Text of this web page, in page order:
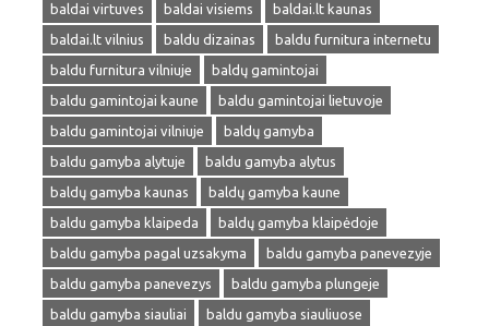
baldai virtuves
baldai visiems
baldai.lt kaunas
baldai.lt vilnius
baldu dizainas
baldu furnitura internetu
baldu furnitura vilniuje
baldų gamintojai
baldu gamintojai kaune
baldu gamintojai lietuvoje
baldu gamintojai vilniuje
baldų gamyba
baldu gamyba alytuje
baldu gamyba alytus
baldų gamyba kaunas
baldų gamyba kaune
baldu gamyba klaipeda
baldų gamyba klaipėdoje
baldu gamyba pagal uzsakyma
baldu gamyba panevezyje
baldu gamyba panevezys
baldu gamyba plungeje
baldu gamyba siauliai
baldu gamyba siauliuose